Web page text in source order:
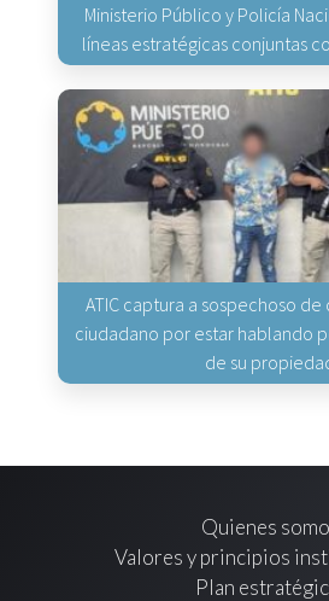
Ministerio Público y Policía
líneas estratégicas conjuntas
ATIC captura a sospechoso
ciudadano por estar hablando
de su
Quienes
Valores y principios
Plan